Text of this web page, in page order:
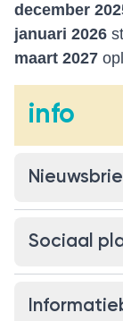
december
januari 2026
maart 2027
info
Sociaal